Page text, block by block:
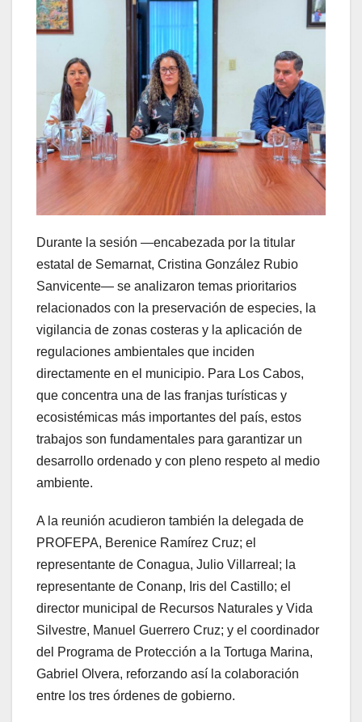
Durante la sesión —encabezada por la titular
estatal de Semarnat, Cristina González Rubio
Sanvicente— se analizaron temas prioritarios
relacionados con la preservación de especies, la
vigilancia de zonas costeras y la aplicación de
regulaciones ambientales que inciden
directamente en el municipio. Para Los Cabos,
que concentra una de las franjas turísticas y
ecosistémicas más importantes del país, estos
trabajos son fundamentales para garantizar un
desarrollo ordenado y con pleno respeto al medio
ambiente.
A la reunión acudieron también la delegada de
PROFEPA, Berenice Ramírez Cruz; el
representante de Conagua, Julio Villarreal; la
representante de Conanp, Iris del Castillo; el
director municipal de Recursos Naturales y Vida
Silvestre, Manuel Guerrero Cruz; y el coordinador
del Programa de Protección a la Tortuga Marina,
Gabriel Olvera, reforzando así la colaboración
entre los tres órdenes de gobierno.